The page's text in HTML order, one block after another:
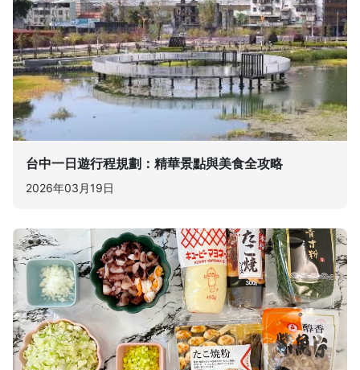
台中一日遊行程規劃：精華景點與美食全攻略
2026年03月19日